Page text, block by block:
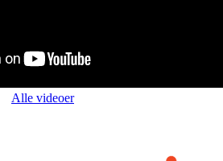
Alle videoer